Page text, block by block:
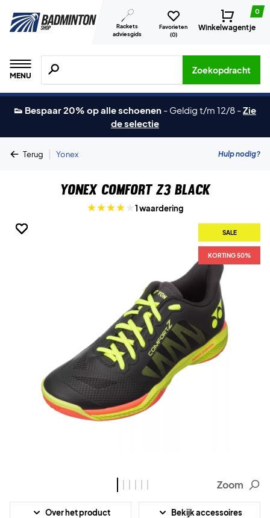
Rackets
adviesgids
Favorieten
(0)
0
Winkelwagentje
MENU
Zoeken naar producten, merken etc.
Zoekopdracht
👟 Bespaar 20% op alle schoenen - Geldig t/m 12/8 -Zie
de selectie
Terug | Yonex Hulp nodig?
Yonex Comfort Z3 Black
1 waardering
SALE
KORTING 50%
SALE
KORTING 50%
SALE
KORTING 50%
SALE
KORTING 50%
SALE
KORTING 50%
SALE
KORTING 50%
Zoom
Over het product Bekijk accessoires